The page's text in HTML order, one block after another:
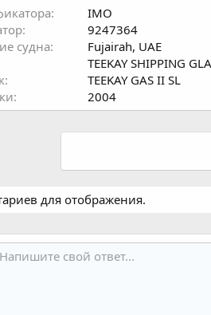
94,822 tons
7
IMO
9247364
судна
Fujairah, UAE
TEEKAY SHIPPING
TEEKAY GAS II SL
2004
для отображения.